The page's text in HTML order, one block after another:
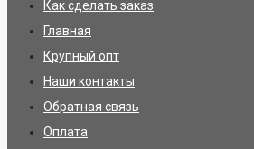
Как сделать заказ
Главная
Крупный опт
Наши контакты
Обратная связь
Оплата